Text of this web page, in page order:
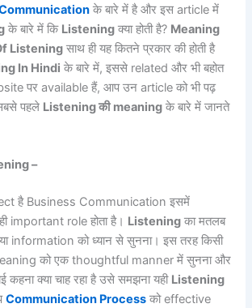
के बारे में है और इस article में
के बारे में कि Listening क्या होती है? Meaning
Listening साथ ही यह कितने प्रकार की होती है
In Hindi के बारे में, इससे related और भी बहोत
पर available हैं, आप उन article को भी पढ़
पहले Listeningकी meaning के बारे में जानते
–
है Business Communication इसमें
important role होता है। Listening का मतलब
information को ध्यान से सुनना। इस तरह किसी
को एक thoughtful manner में सुनना और
क्या चाह रहा है उसे समझना यही Listening
Communication Process को effective